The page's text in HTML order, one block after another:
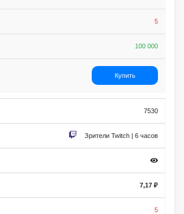
5
100 000
Купить
7530
Зрители Twitch | 6 часов
7,17 ₽
5